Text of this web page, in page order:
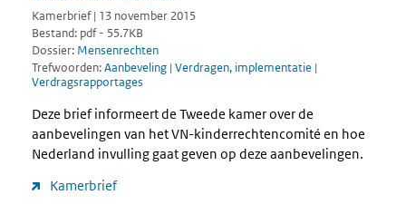
Kamerbrief | 13 november 2015
Bestand: pdf - 55.7KB
Dossier: Mensenrechten
Trefwoorden:Aanbeveling | Verdragen, implementatie |
Verdragsrapportages
Deze brief informeert de Tweede kamer over de
aanbevelingen van het VN-kinderrechtencomité en hoe
Nederland invulling gaat geven op deze aanbevelingen.
Kamerbrief